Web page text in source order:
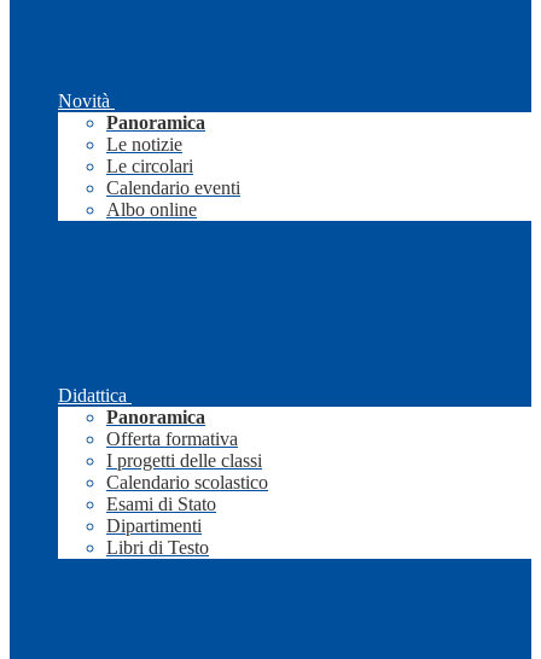
Novità
Panoramica
Le notizie
Le circolari
Calendario eventi
Albo online
Didattica
Panoramica
Offerta formativa
I progetti delle classi
Calendario scolastico
Esami di Stato
Dipartimenti
Libri di Testo